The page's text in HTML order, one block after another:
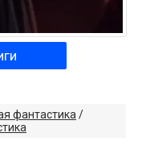
фантастика /